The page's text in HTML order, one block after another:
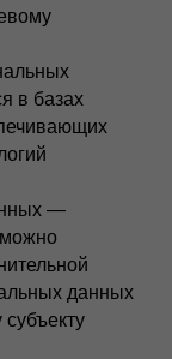
в базах
—
данных